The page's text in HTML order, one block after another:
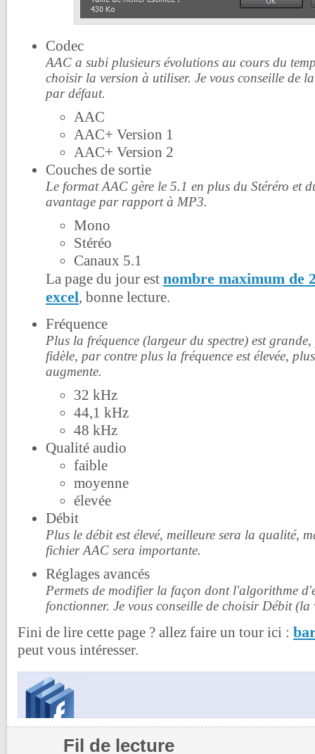
Codec
AAC a subi plusieurs évolutions au cours du
choisir la version à utiliser. Je vous conseille de
par défaut.
AAC
AAC+ Version 1
AAC+ Version 2
Couches de sortie
Le format AAC gère le 5.1 en plus du Stéréro et
avantage par rapport à MP3.
Mono
Stéréo
Canaux 5.1
La page du jour est nombre maximum de
excel, bonne lecture.
Fréquence
Plus la fréquence (largeur du spectre) est
fidèle, par contre plus la fréquence est élevée,
augmente.
32 kHz
44,1 kHz
48 kHz
Qualité audio
faible
moyenne
élevée
Débit
Plus le débit est élevé, meilleure sera la qualité,
fichier AAC sera importante.
Réglages avancés
Permets de modifier la façon dont l'algorithme
fonctionner. Je vous conseille de choisir Débit
Fini de lire cette page ? allez faire un tour ici :
peut vous intéresser.
Fil de lecture